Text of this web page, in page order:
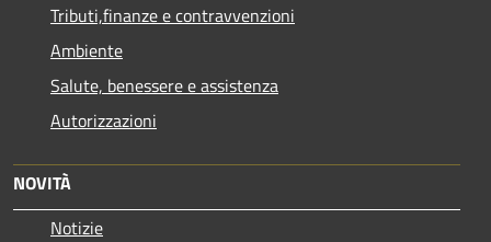
Tributi,finanze e contravvenzioni
Ambiente
Salute, benessere e assistenza
Autorizzazioni
NOVITÀ
Notizie